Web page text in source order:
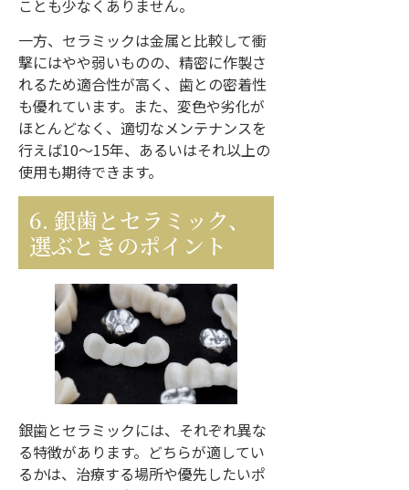
ことも少なくありません。
一方、セラミックは金属と比較して衝
撃にはやや弱いものの、精密に作製さ
れるため適合性が高く、歯との密着性
も優れています。また、変色や劣化が
ほとんどなく、適切なメンテナンスを
行えば10〜15年、あるいはそれ以上の
使用も期待できます。
6. 銀歯とセラミック、
選ぶときのポイント
銀歯とセラミックには、それぞれ異な
る特徴があります。どちらが適してい
るかは、治療する場所や優先したいポ